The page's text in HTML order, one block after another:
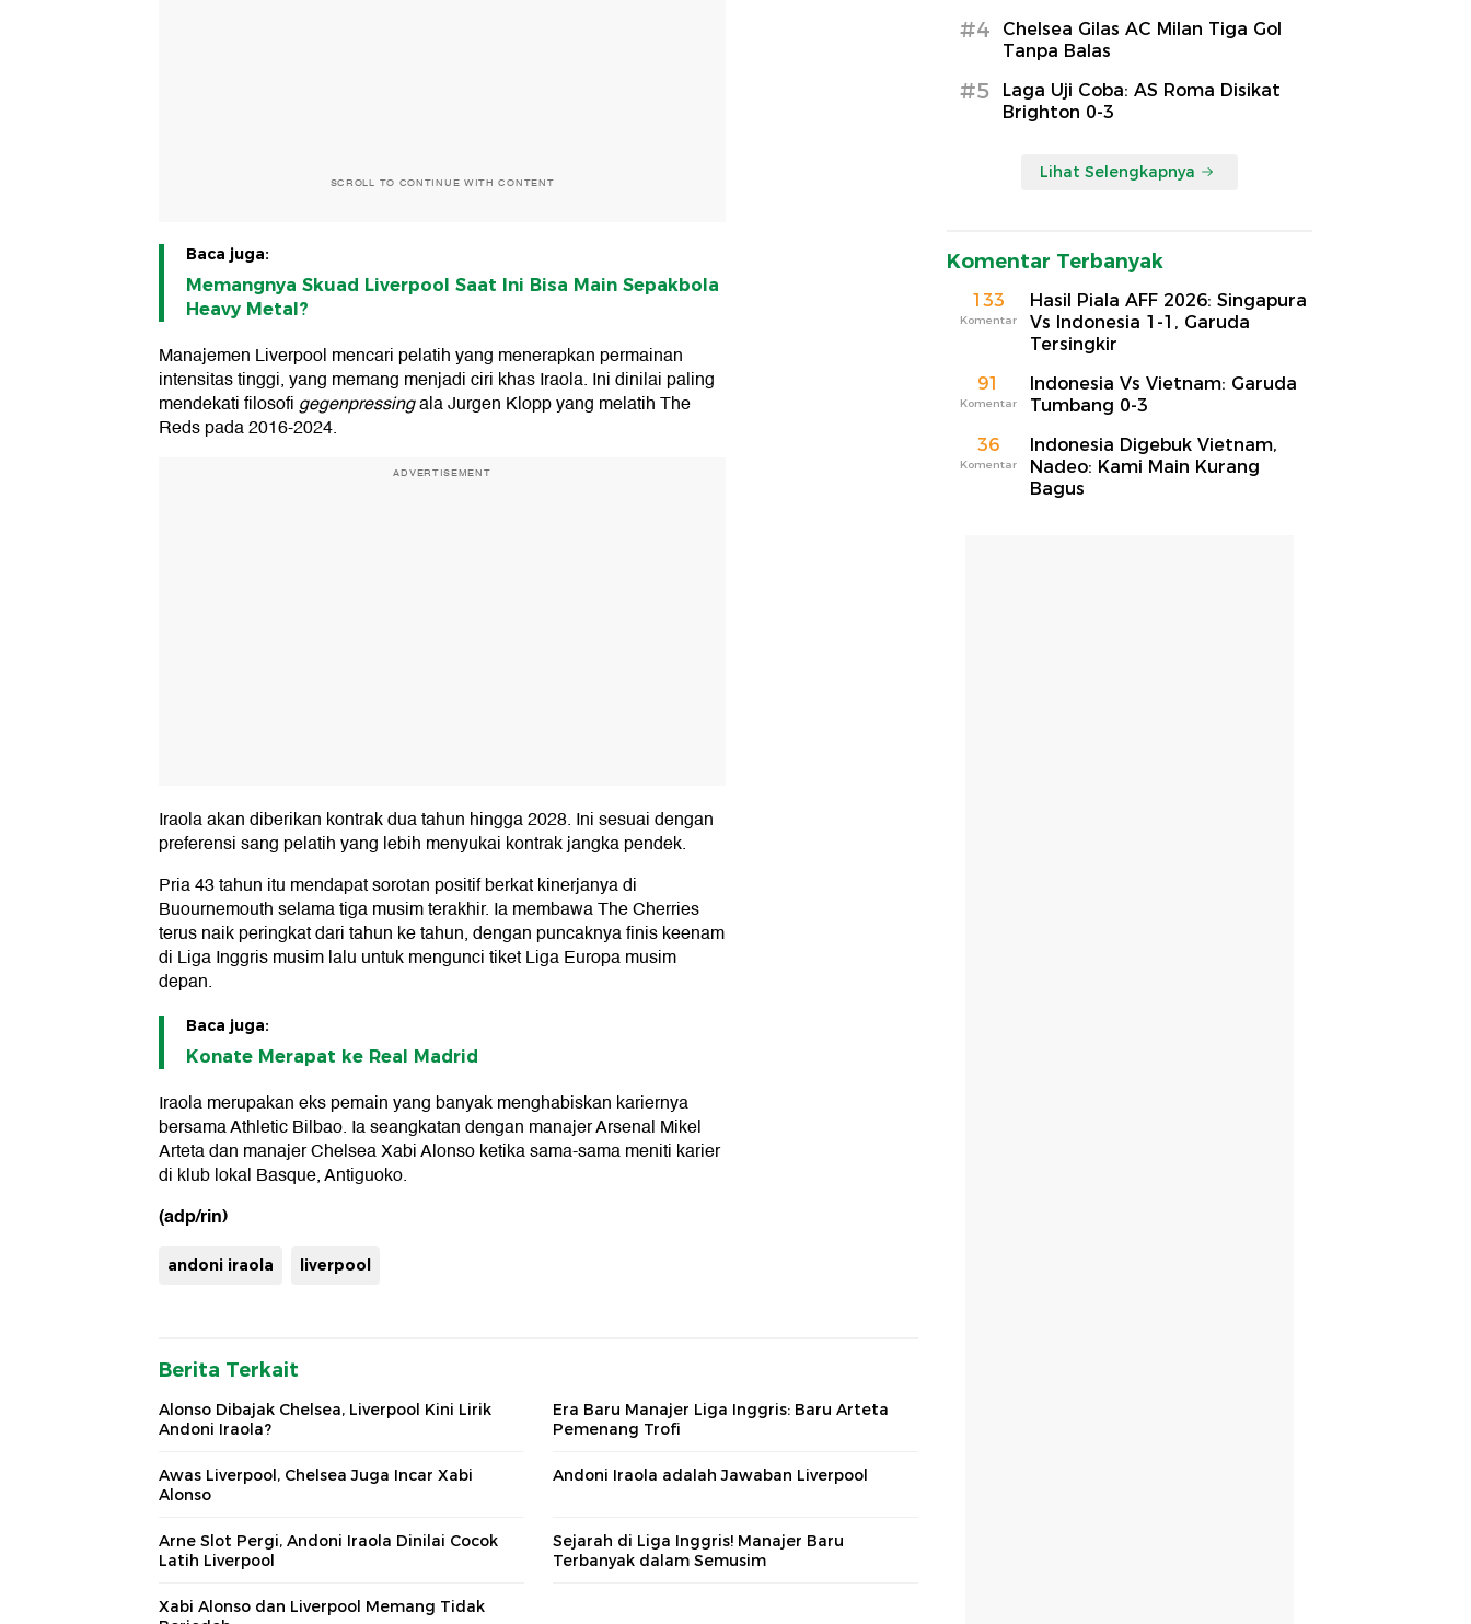
SCROLL TO CONTINUE WITH CONTENT
Baca juga:
Memangnya Skuad Liverpool Saat Ini Bisa Main Sepakbola
Heavy Metal?
Manajemen Liverpool mencari pelatih yang menerapkan permainan
intensitas tinggi, yang memang menjadi ciri khas Iraola. Ini dinilai paling
mendekati filosofigegenpressingala Jurgen Klopp yang melatih The
Reds pada 2016-2024.
ADVERTISEMENT
Iraola akan diberikan kontrak dua tahun hingga 2028. Ini sesuai dengan
preferensi sang pelatih yang lebih menyukai kontrak jangka pendek.
Pria 43 tahun itu mendapat sorotan positif berkat kinerjanya di
Buournemouth selama tiga musim terakhir. Ia membawa The Cherries
terus naik peringkat dari tahun ke tahun, dengan puncaknya finis keenam
di Liga Inggris musim lalu untuk mengunci tiket Liga Europa musim
depan.
Baca juga:
Konate Merapat ke Real Madrid
Iraola merupakan eks pemain yang banyak menghabiskan kariernya
bersama Athletic Bilbao. Ia seangkatan dengan manajer Arsenal Mikel
Arteta dan manajer Chelsea Xabi Alonso ketika sama-sama meniti karier
di klub lokal Basque, Antiguoko.
(adp/rin)
andoni iraola liverpool
Berita Terkait
Alonso Dibajak Chelsea, Liverpool Kini Lirik
Andoni Iraola?
Era Baru Manajer Liga Inggris: Baru Arteta
Pemenang Trofi
Awas Liverpool, Chelsea Juga Incar Xabi
Alonso
Andoni Iraola adalah Jawaban Liverpool
Arne Slot Pergi, Andoni Iraola Dinilai Cocok
Latih Liverpool
Sejarah di Liga Inggris! Manajer Baru
Terbanyak dalam Semusim
Xabi Alonso dan Liverpool Memang Tidak
#4
Chelsea Gilas AC Milan Tiga Gol
Tanpa Balas
#5
Laga Uji Coba: AS Roma Disikat
Brighton 0-3
Lihat Selengkapnya
Komentar Terbanyak
133
Komentar
Hasil Piala AFF 2026: Singapura
Vs Indonesia 1-1, Garuda
Tersingkir
91
Komentar
Indonesia Vs Vietnam: Garuda
Tumbang 0-3
36
Komentar
Indonesia Digebuk Vietnam,
Nadeo: Kami Main Kurang
Bagus